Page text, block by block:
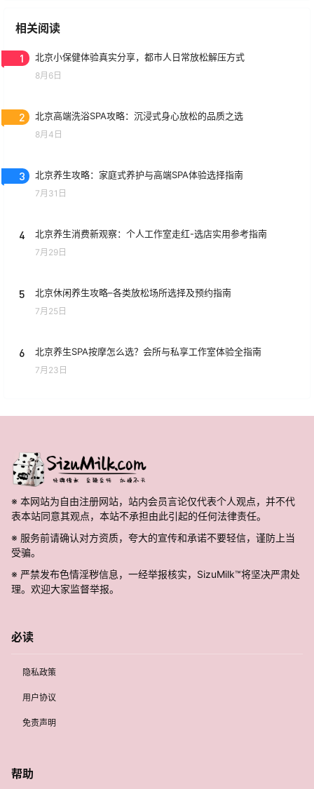
相关阅读
1 北京小保健体验真实分享，都市人日常放松解压方式
8月6日
2 北京高端洗浴SPA攻略：沉浸式身心放松的品质之选
8月4日
3 北京养生攻略：家庭式养护与高端SPA体验选择指南
7月31日
4 北京养生消费新观察：个人工作室走红-选店实用参考指南
7月29日
5 北京休闲养生攻略–各类放松场所选择及预约指南
7月25日
6 北京养生SPA按摩怎么选？会所与私享工作室体验全指南
7月23日
※ 本网站为自由注册网站，站内会员言论仅代表个人观点，并不代
表本站同意其观点，本站不承担由此引起的任何法律责任。
※ 服务前请确认对方资质，夸大的宣传和承诺不要轻信，谨防上当
受骗。
※ 严禁发布色情淫秽信息，一经举报核实，SizuMilk™将坚决严肃处
理。欢迎大家监督举报。
必读
隐私政策
用户协议
免责声明
帮助